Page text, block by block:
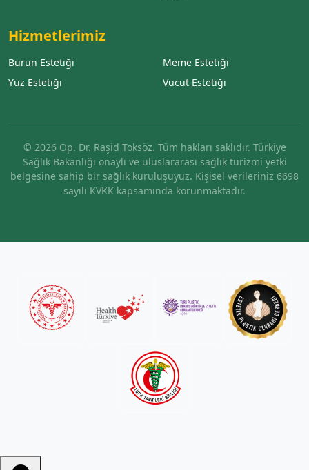
Hizmetlerimiz
Burun Estetiği
Meme Estetiği
Yüz Estetiği
Vücut Estetiği
© 2026 Op. Dr. Raşid Toksöz. Tüm hakları saklıdır. Türkiye
Sağlık Bakanlığı onaylı ve uluslararası sağlık turizmi yetki
belgesine sahip bir sağlık kuruluşuyuz. Kişisel verileriniz 6698
sayılı KVKK kapsamında korunmaktadır.